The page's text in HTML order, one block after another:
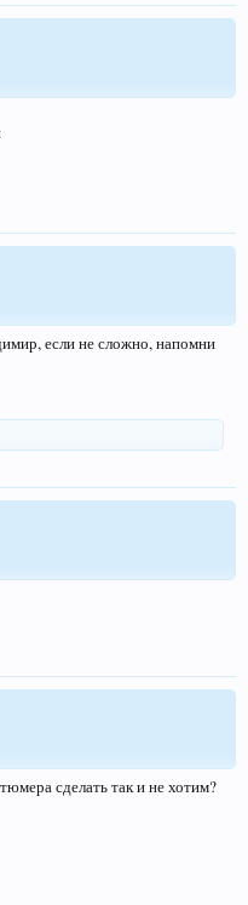
если не сложно, напомни
сделать так и не хотим?